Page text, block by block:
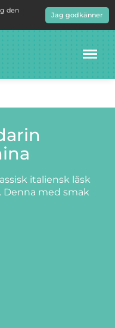
den
Jag godkänner
Meny
italiensk läsk
Denna med smak